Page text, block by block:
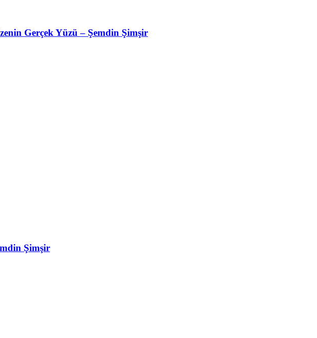
Gerçek Yüzü – Şemdin Şimşir
Şimşir